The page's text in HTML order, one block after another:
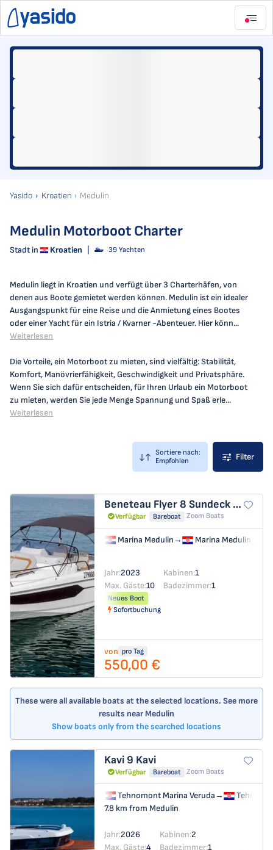
Yasido Kroatien Medulin
Medulin Motorboot Charter
Stadt in Kroatien 39 Yachten
Medulin liegt in Kroatien und verfügt über 3 Charterhäfen, von
denen aus Boote gemietet werden können. Medulin ist ein idealer
Ausgangspunkt für eine Reise und die Anmietung eines Bootes
oder einer Yacht für ein Istria / Kvarner -Abenteuer. Hier könn...
Weiterlesen
Die Vorteile, ein Motorboot zu mieten, sind vielfältig: Stabilität,
Komfort, Manövrierfähigkeit, Geschwindigkeit und Privatsphäre.
Wenn Sie sich dafür entscheiden, für Ihren Urlaub ein Motorboot
zu mieten, werden Sie jede Menge Spannung und Spaß erle...
Weiterlesen
Sortiere nach:
Empfohlen
Filter
Beneteau Flyer 8 Sundeck
Verfügbar Bareboat Zoom Boats
Marina Medulin→ Marina Medulin
Jahr:2023 Kabinen:1
Max. Gäste:10 Badezimmer:1
Neues Boot
Sofortbuchung
von pro Tag
550,00 €
These were all available boats at the selected locations. See more
results near Medulin
Show boats only from the searched locations
Kavi 9 Kavi
Verfügbar Bareboat Zoom Boats
Tehnomont Marina Veruda→
7.8 km from Medulin
Jahr:2026 Kabinen:2
Max. Gäste:4 Badezimmer:1